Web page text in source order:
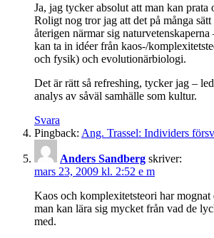
Ja, jag tycker absolut att man kan prata
Roligt nog tror jag att det på många sätt
återigen närmar sig
kan ta in idéer från kaos-/
och fysik) och evolutionärbiologi.
Det är rätt så refreshing, tycker jag –
analys av såväl samhälle som kultur.
Svara
Pingback: Ang. Trassel: Individers
Anders Sandberg skriver:
mars 23, 2009 kl. 2:52 e m
Kaos och komplexitetsteori har
man kan lära sig mycket från vad de
med.